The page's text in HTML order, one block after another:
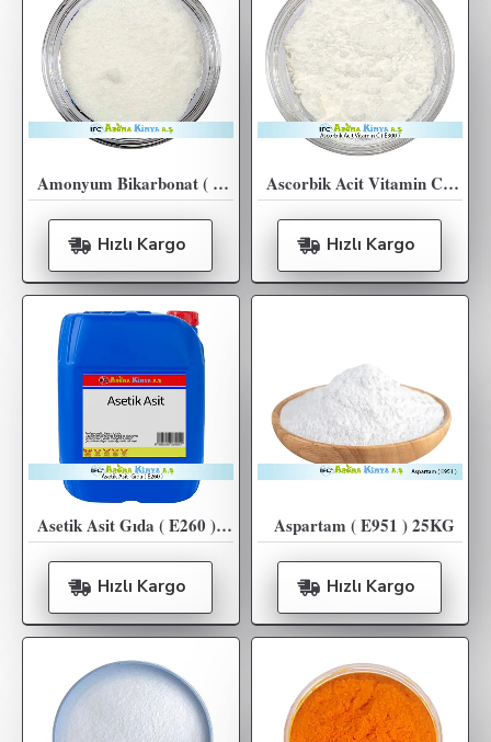
Amonyum Bikarbonat ( E503 ) 25KG
Hızlı Kargo
Ascorbik Acit Vitamin C ( E300 ) - 25KG
Hızlı Kargo
Asetik Asit Gıda ( E260 ) - 65KG
Hızlı Kargo
Aspartam ( E951 ) 25KG
Hızlı Kargo